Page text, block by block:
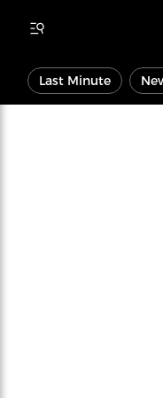
Last Minute